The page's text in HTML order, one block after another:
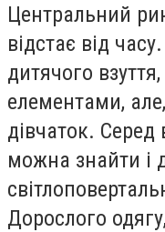
Центральний
відстає від
дитячого
елементами,
дівчаток. Серед
можна знайти і
Дорослого